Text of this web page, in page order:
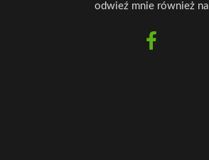
odwieź mnie również na